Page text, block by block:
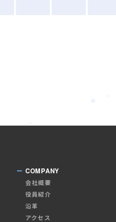
COMPANY
会社概要
役員紹介
沿革
アクセス